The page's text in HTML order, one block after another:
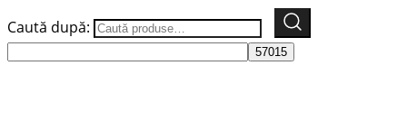
Caută după: